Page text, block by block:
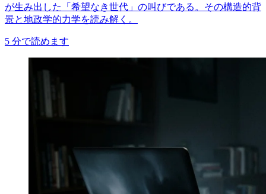
が生み出した「希望なき世代」の叫びである。その構造的背
景と地政学的力学を読み解く。
5 分で読めます